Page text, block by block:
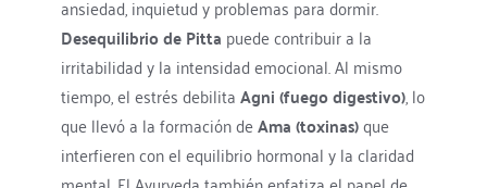
ansiedad, inquietud y problemas para dormir.
Desequilibrio de Pitta puede contribuir a la
irritabilidad y la intensidad emocional. Al mismo
tiempo, el estrés debilita Agni (fuego digestivo), lo
que llevó a la formación de Ama (toxinas) que
interfieren con el equilibrio hormonal y la claridad